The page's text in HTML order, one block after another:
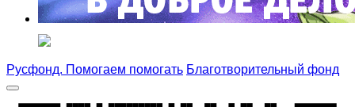
Русфонд. Помогаем помогать Благотворительный фонд